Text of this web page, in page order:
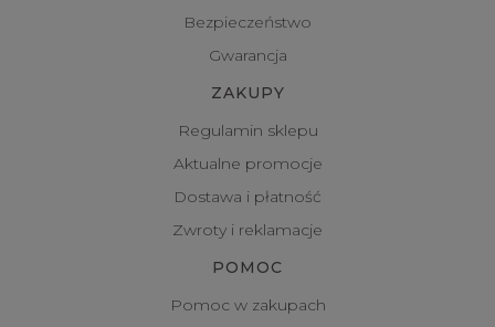
Bezpieczeństwo
Gwarancja
ZAKUPY
Regulamin sklepu
Aktualne promocje
Dostawa i płatność
Zwroty i reklamacje
POMOC
Pomoc w zakupach